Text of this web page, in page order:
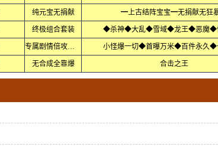
纯元宝无捐献 ━上古结阵宝宝━无捐献无狂
终极组合套装 ◆杀神◆大乱◆雪域◆龙王◆恶魔◆
专属剧情倍攻迷失 小怪爆一切◆首曝万米◆百件永久◆
无合成全靠爆 合击之王